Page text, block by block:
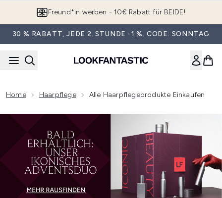
Freund*in werben - 10€ Rabatt für BEIDE!
30 % RABATT, JEDE 2. STUNDE -1 %. CODE: SONNTAG
Home Haarpflege Alle Haarpflegeprodukte Einkaufen